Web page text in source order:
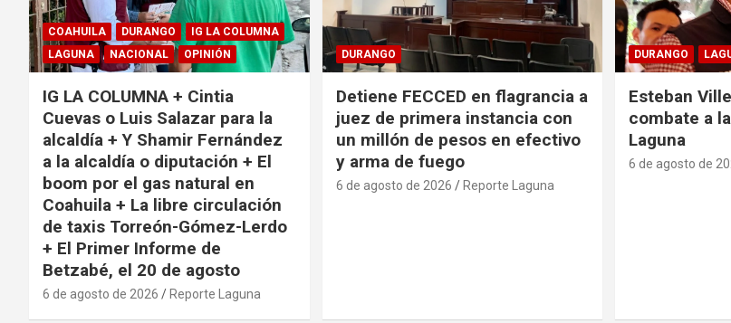
COAHUILA DURANGO
IG LA COLUMNA
LAGUNA
NACIONAL OPINIÓN
IG LA COLUMNA + Cintia
Cuevas o Luis Salazar para la
alcaldía + Y Shamir Fernández
a la alcaldía o diputación + El
boom por el gas natural en
Coahuila + La libre circulación
de taxis Torreón-Gómez-Lerdo
+ El Primer Informe de
Betzabé, el 20 de agosto
6 de agosto de 2026 Reporte Laguna
DURANGO
Detiene FECCED en flagrancia a
juez de primera instancia con
un millón de pesos en efectivo
y arma de fuego
6 de agosto de 2026 Reporte Laguna
DURANGO
Esteban
combate a
Laguna
6 de agosto de